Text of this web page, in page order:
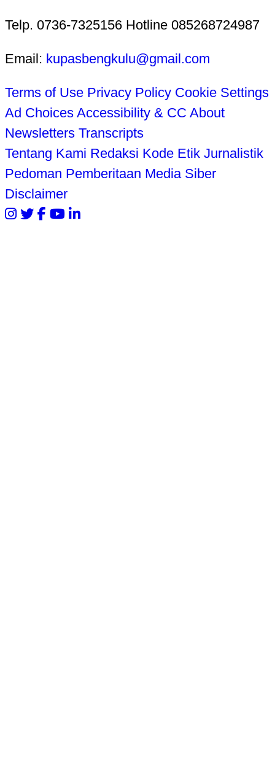
Telp. 0736-7325156 Hotline 085268724987
Email: kupasbengkulu@gmail.com
Terms of Use Privacy Policy Cookie Settings
Ad Choices Accessibility & CC About
Newsletters Transcripts
Tentang Kami Redaksi Kode Etik Jurnalistik
Pedoman Pemberitaan Media Siber
Disclaimer